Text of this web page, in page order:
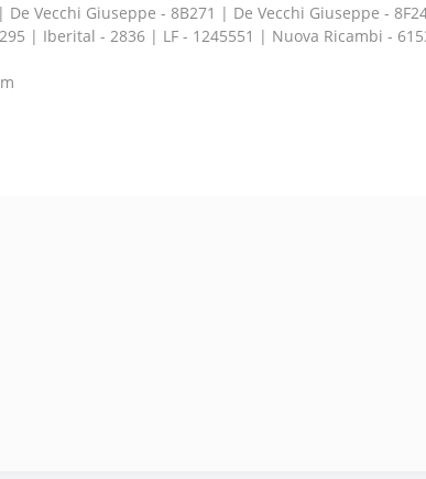
De Vecchi Giuseppe - 8B271 | De Vecchi Giuseppe -
| Iberital - 2836 | LF - 1245551 | Nuova Ricambi -